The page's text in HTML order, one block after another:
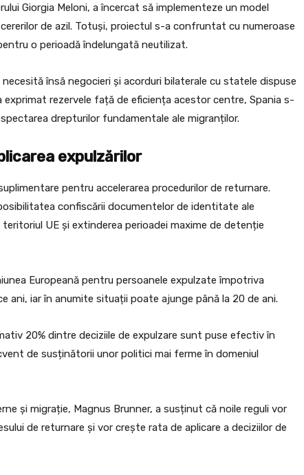
Giorgia Meloni, a încercat să implementeze un model
de azil. Totuși, proiectul s-a confruntat cu numeroase
o perioadă îndelungată neutilizat.
însă negocieri și acorduri bilaterale cu statele dispuse
exprimat rezervele față de eficiența acestor centre, Spania s-
drepturilor fundamentale ale migranților.
expulzărilor
pentru accelerarea procedurilor de returnare.
confiscării documentelor de identitate ale
UE și extinderea perioadei maxime de detenție
Europeană pentru persoanele expulzate împotriva
ani, iar în anumite situații poate ajunge până la 20 de ani.
20% dintre deciziile de expulzare sunt puse efectiv în
de susținătorii unor politici mai ferme în domeniul
și migrație, Magnus Brunner, a susținut că noile reguli vor
de returnare și vor crește rata de aplicare a deciziilor de